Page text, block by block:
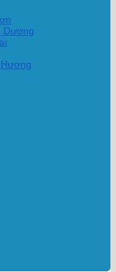
Dương